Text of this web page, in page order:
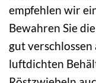
empfehlen wir
Bewahren Sie
gut
luftdichten